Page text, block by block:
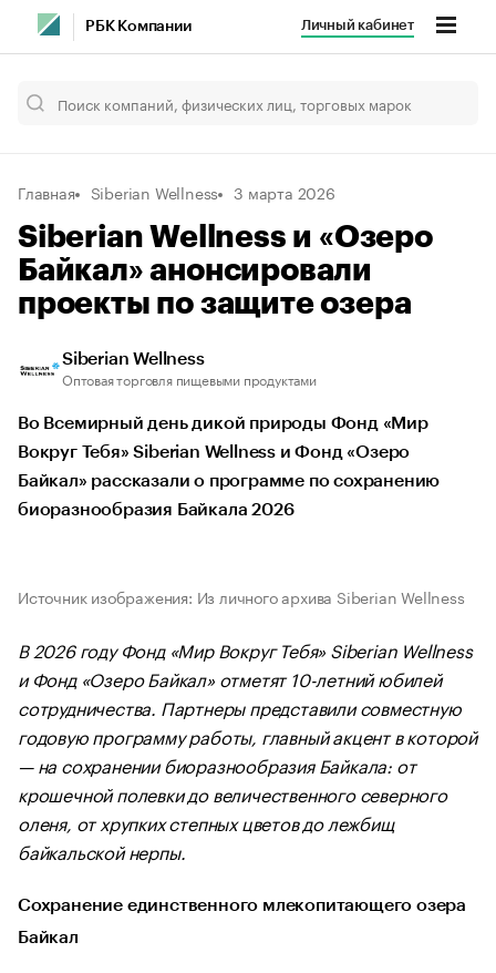
РБК Компании Личный кабинет
Главная Siberian Wellness 3 марта 2026
Siberian Wellness и «Озеро
Байкал» анонсировали
проекты по защите озера
Siberian Wellness
Оптовая торговля пищевыми продуктами
Во Всемирный день дикой природы Фонд «Мир
Вокруг Тебя» Siberian Wellness и Фонд «Озеро
Байкал» рассказали о программе по сохранению
биоразнообразия Байкала 2026
Источник изображения: Из личного архива Siberian Wellness
В 2026 году Фонд «Мир Вокруг Тебя» Siberian Wellness
и Фонд «Озеро Байкал» отметят 10-летний юбилей
сотрудничества. Партнеры представили совместную
годовую программу работы, главный акцент в которой
— на сохранении биоразнообразия Байкала: от
крошечной полевки до величественного северного
оленя, от хрупких степных цветов до лежбищ
байкальской нерпы.
Сохранение единственного млекопитающего озера
Байкал